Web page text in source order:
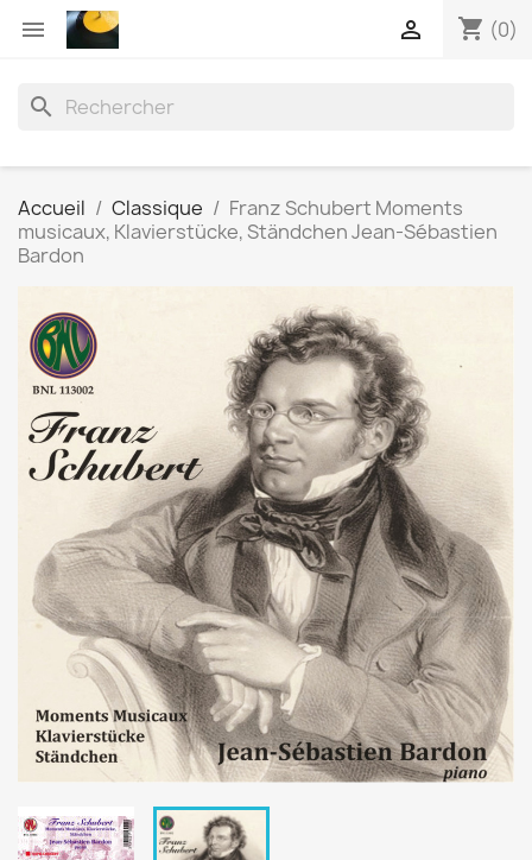
 shopping_cart (0)

search
Accueil Classique
Franz Schubert Moments
musicaux, Klavierstücke, Ständchen Jean-Sébastien
Bardon